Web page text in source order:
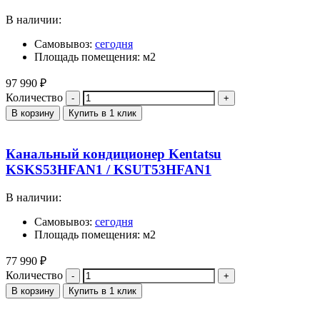
В наличии:
Самовывоз: сегодня
Площадь помещения: м2
97 990 ₽
Количество
В корзину Купить в 1 клик
Канальный кондиционер Kentatsu
KSKS53HFAN1 / KSUT53HFAN1
В наличии:
Самовывоз: сегодня
Площадь помещения: м2
77 990 ₽
Количество
В корзину Купить в 1 клик